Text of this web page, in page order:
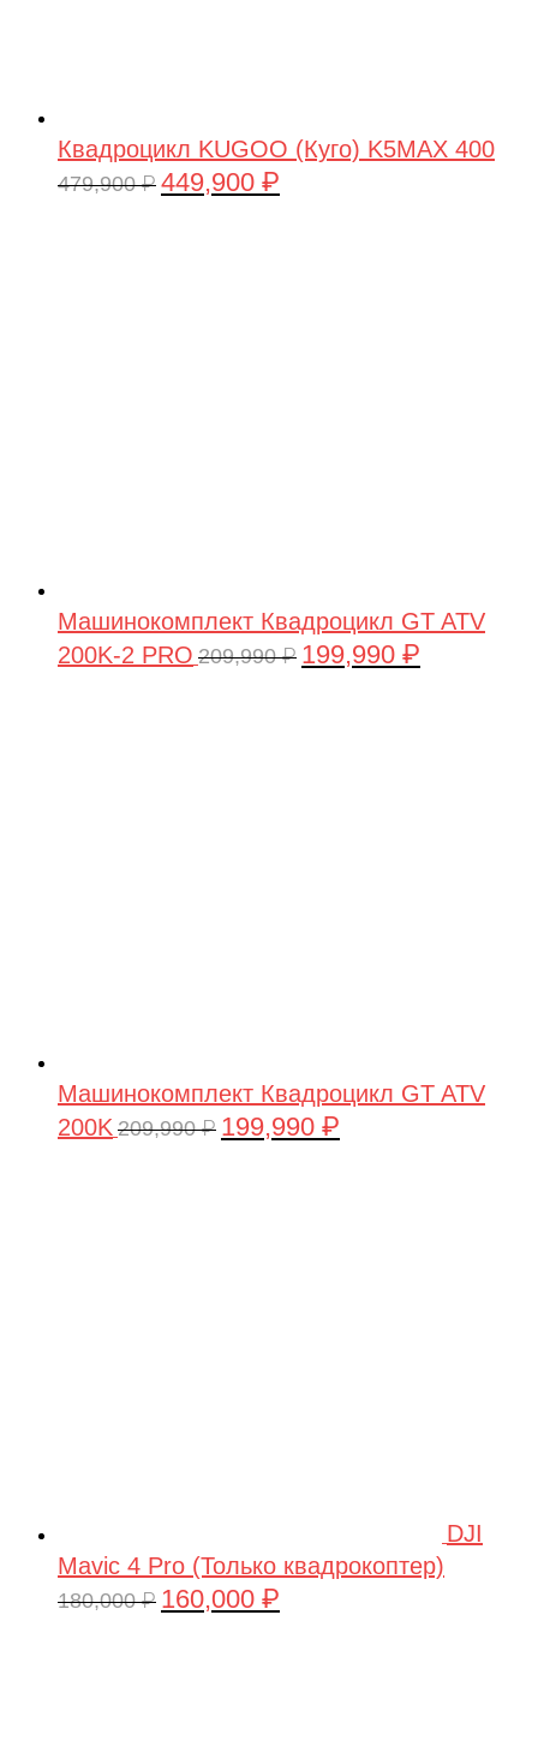
Квадроцикл KUGOO (Куго) K5MAX 400
479,900₽ Первоначальная
449,900 ₽
Машинокомплект Квадроцикл GT ATV
200K-2 PRO 209,990₽ Первоначальная
199,990 ₽
Машинокомплект Квадроцикл GT ATV
200K 209,990₽ Первоначальная
199,990 ₽
DJI
Mavic 4 Pro (Только квадрокоптер)
180,000₽ Первоначальная
160,000 ₽